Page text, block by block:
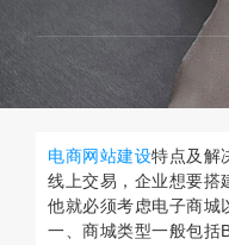
电商网站建设特点及解
线上交易，企业想要搭
他就必须考虑电子商城
一、商城类型一般包括